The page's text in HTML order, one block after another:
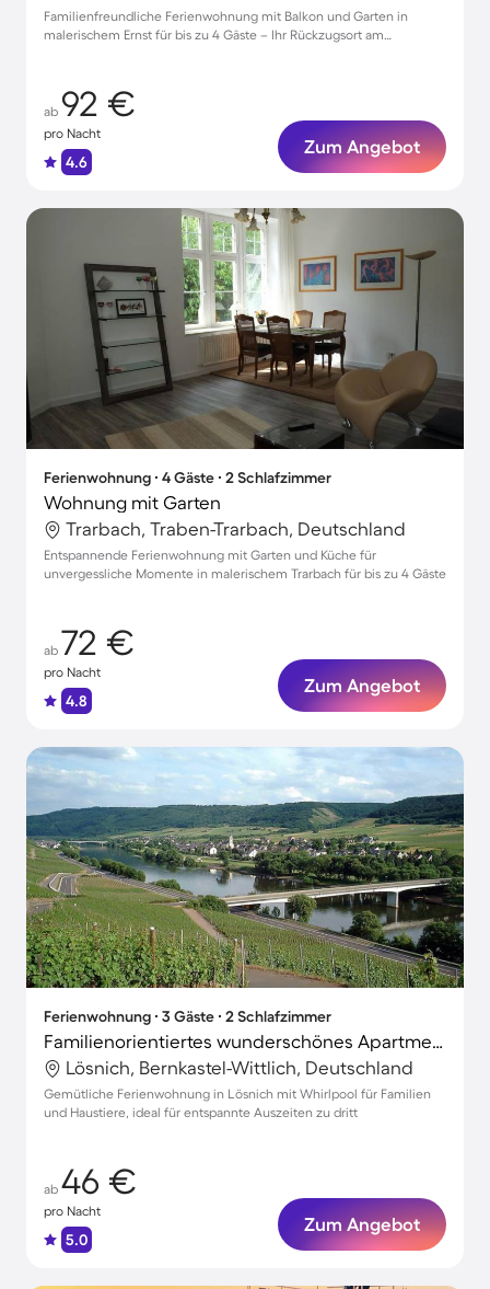
Familienfreundliche Ferienwohnung mit Balkon und Garten in
malerischem Ernst für bis zu 4 Gäste – Ihr Rückzugsort am
ab 92 €
pro Nacht
4.6
Zum Angebot
Ferienwohnung ∙ 4 Gäste ∙ 2 Schlafzimmer
Wohnung mit Garten
Trarbach, Traben-Trarbach, Deutschland
Entspannende Ferienwohnung mit Garten und Küche für
unvergessliche Momente in malerischem Trarbach für bis zu 4 Gäste
ab 72 €
pro Nacht
4.8
Zum Angebot
Ferienwohnung ∙ 3 Gäste ∙ 2 Schlafzimmer
Familienorientiertes wunderschönes Apartment mit Whirlpool | Haustiere erlaubt
Lösnich, Bernkastel-Wittlich, Deutschland
Gemütliche Ferienwohnung in Lösnich mit Whirlpool für Familien
und Haustiere, ideal für entspannte Auszeiten zu dritt
ab 46 €
pro Nacht
5.0
Zum Angebot